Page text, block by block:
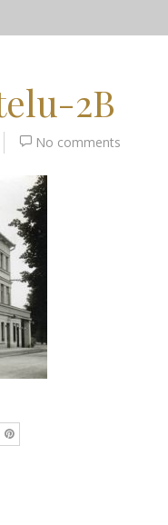
2B
No comments